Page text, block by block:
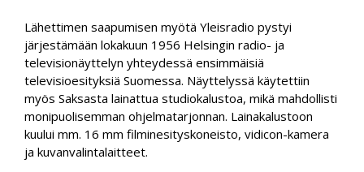
Lähettimen saapumisen myötä Yleisradio pystyi
järjestämään lokakuun 1956 Helsingin radio- ja
televisionäyttelyn yhteydessä ensimmäisiä
televisioesityksiä Suomessa. Näyttelyssä käytettiin
myös Saksasta lainattua studiokalustoa, mikä mahdollisti
monipuolisemman ohjelmatarjonnan. Lainakalustoon
kuului mm. 16 mm filminesityskoneisto, vidicon-kamera
ja kuvanvalintalaitteet.